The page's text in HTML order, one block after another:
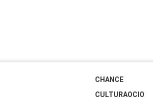
CHANCE
CULTURAOCIO